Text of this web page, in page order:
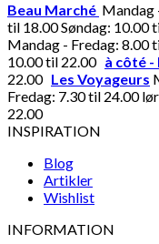
Beau Marché Mandag
til 18.00 Søndag: 10.00
Mandag - Fredag: 8.00
10.00 til 22.00 à côté
22.00 Les Voyageurs
Fredag: 7.30 til 24.00
22.00
INSPIRATION
Blog
Artikler
Wishlist
INFORMATION